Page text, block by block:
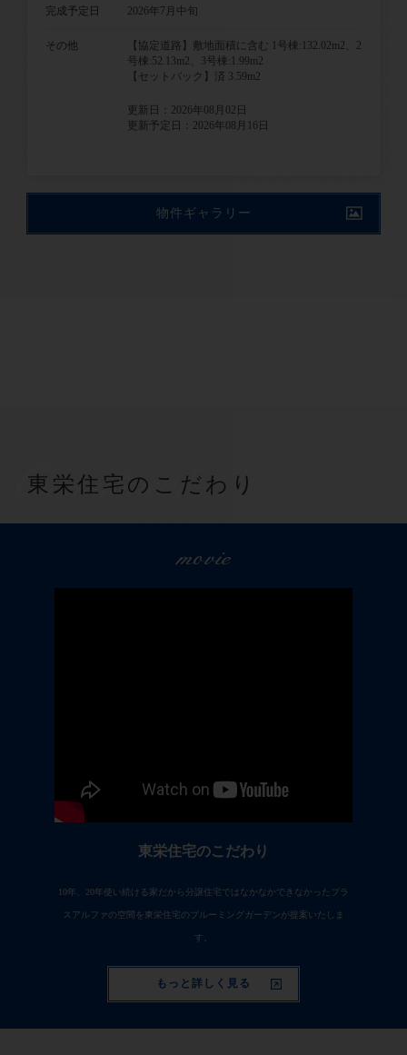
完成予定日 2026年7月中旬
その他
【協定道路】敷地面積に含む 1号棟:132.02m2、2
号棟:52.13m2、3号棟:1.99m2
【セットバック】済 3.59m2
更新日：2026年08月02日
更新予定日：2026年08月16日
物件ギャラリー
東栄住宅のこだわり
movie
東栄住宅のこだわり
10年、20年使い続ける家だから分譲住宅ではなかなかできなかったプラ
スアルファの空間を東栄住宅のブルーミングガーデンが提案いたしま
す。
もっと詳しく見る